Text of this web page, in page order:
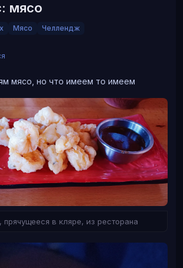
без отсылки на один из моих
А так да, кассеты и винил -
мясо
Мясо Челлендж
мясо, но что имеем то имеем
прячущееся в кляре, из ресторана